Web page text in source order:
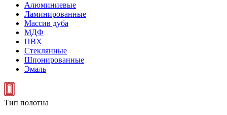
Алюминиевые
Ламинированные
Массив дуба
МДФ
ПВХ
Стеклянные
Шпонированные
Эмаль
Тип полотна